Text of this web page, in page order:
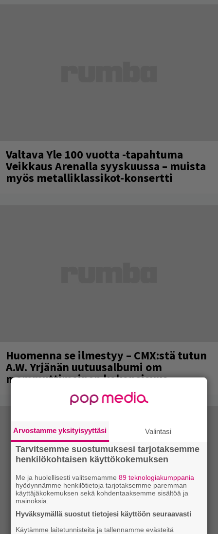
Valtava Yle 100 vuotta -tapahtuma
Veikkaus Arenalla syyskuussa – muista
myös metalliklassikot-konsertti
Huomenna se ilmestyy – CMX:stä tutun
A.W. Yrjänän uutuusalbumi om
mammuttimainen kokonaisuus
Arvostamme yksityisyyttäsi Valintasi
Tarvitsemme suostumuksesi tarjotaksemme
henkilökohtaisen käyttökokemuksen
Me ja huolellisesti valitsemamme89 teknologiakumppania
hyödynnämme henkilötietoja tarjotaksemme paremman
käyttäjäkokemuksen sekä kohdentaaksemme sisältöä ja
mainoksia.
Hyväksymällä suostut tietojesi käyttöön seuraavasti
Käytämme laitetunnisteita ja tallennamme evästeitä